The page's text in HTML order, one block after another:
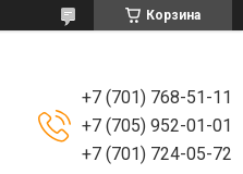
Корзина
+7 (701) 768-51-11
+7 (705) 952-01-01
+7 (701) 724-05-72